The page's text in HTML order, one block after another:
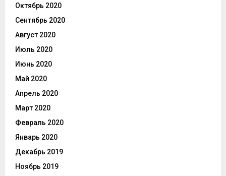
Октябрь 2020
Сентябрь 2020
Август 2020
Июль 2020
Июнь 2020
Май 2020
Апрель 2020
Март 2020
Февраль 2020
Январь 2020
Декабрь 2019
Ноябрь 2019